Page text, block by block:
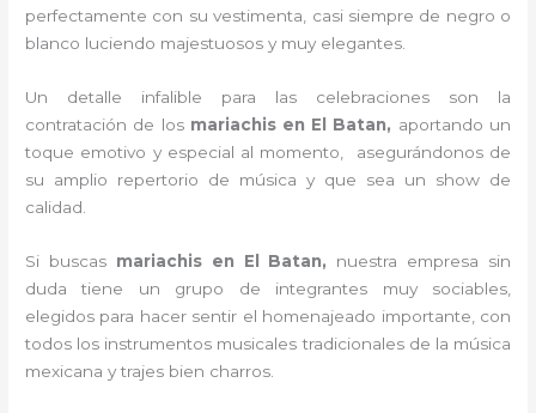
perfectamente con su vestimenta, casi siempre de negro o
blanco luciendo majestuosos y muy elegantes.
Un detalle infalible para las celebraciones son la
contratación de losmariachis en El Batan, aportando un
toque emotivo y especial al momento, asegurándonos de
su amplio repertorio de música y que sea un show de
calidad.
Si buscas mariachis en El Batan, nuestra empresa
sin
duda tiene un grupo de integrantes muy sociables,
elegidos para hacer sentir el homenajeado importante, con
todos los instrumentos musicales tradicionales de la música
mexicana y trajes bien charros.